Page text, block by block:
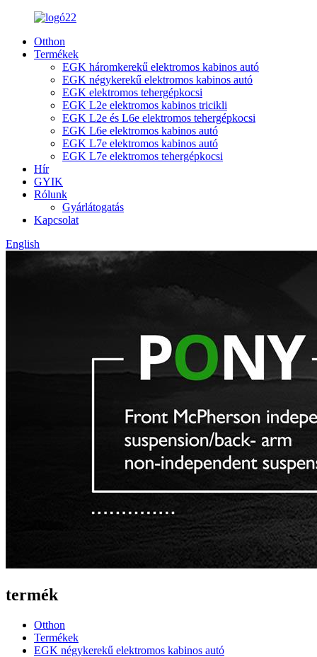
Otthon
Termékek
EGK háromkerekű elektromos kabinos autó
EGK négykerekű elektromos kabinos autó
EGK elektromos tehergépkocsi
EGK L2e elektromos kabinos tricikli
EGK L2e és L6e elektromos tehergépkocsi
EGK L6e elektromos kabinos autó
EGK L7e elektromos kabinos autó
EGK L7e elektromos tehergépkocsi
Hír
GYIK
Rólunk
Gyárlátogatás
Kapcsolat
English
termék
Otthon
Termékek
EGK négykerekű elektromos kabinos autó